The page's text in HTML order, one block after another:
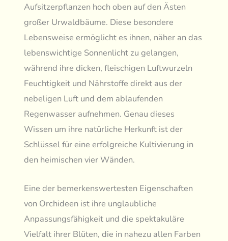
Aufsitzerpflanzen hoch oben auf den Ästen
großer Urwaldbäume. Diese besondere
Lebensweise ermöglicht es ihnen, näher an das
lebenswichtige Sonnenlicht zu gelangen,
während ihre dicken, fleischigen Luftwurzeln
Feuchtigkeit und Nährstoffe direkt aus der
nebeligen Luft und dem ablaufenden
Regenwasser aufnehmen. Genau dieses
Wissen um ihre natürliche Herkunft ist der
Schlüssel für eine erfolgreiche Kultivierung in
den heimischen vier Wänden.
Eine der bemerkenswertesten Eigenschaften
von Orchideen ist ihre unglaubliche
Anpassungsfähigkeit und die spektakuläre
Vielfalt ihrer Blüten, die in nahezu allen Farben